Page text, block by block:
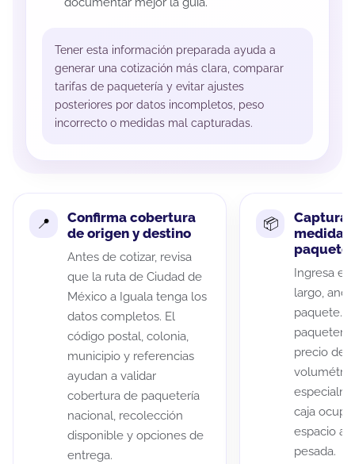
Tener esta información preparada ayuda a
generar una cotización más clara, comparar
tarifas de paquetería y evitar ajustes
posteriores por datos incompletos, peso
incorrecto o medidas mal capturadas.
Confirma cobertura
de origen y destino
Antes de cotizar, revisa
que la ruta de Ciudad de
México a Iguala tenga los
datos completos. El
código postal, colonia,
municipio y referencias
ayudan a validar
cobertura de paquetería
nacional, recolección
disponible y opciones de
entrega.
Captura
medidas
paquete
Ingresa el
largo,
paquete.
precio de
caja
espacio
pesada.